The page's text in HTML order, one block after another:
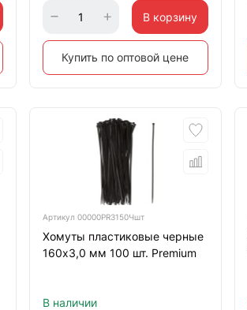
В корзину
Купить по оптовой цене
Артикул00000PR3150Чшт
Хомуты пластиковые черные
160х3,0 мм 100 шт. Premium
В наличии